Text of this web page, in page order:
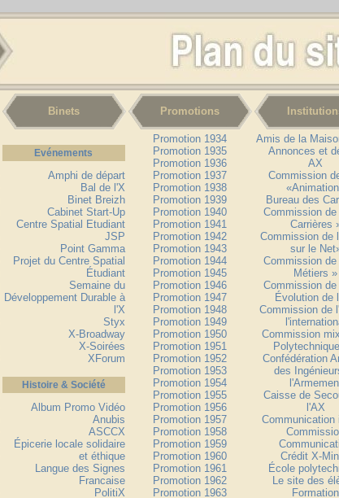
Binets
Evénements
Amphi de départ
Bal de l'X
Binet Breizh
Cabinet Start-Up
Centre Spatial Etudiant
JSP
Point Gamma
Projet du Centre Spatial
Étudiant
Semaine du
Développement Durable à
l'X
Styx
X-Broadway
X-Soirées
XForum
Histoire & Société
Album Promo Vidéo
Anubis
ASCCX
Épicerie locale solidaire
et éthique
Langue des Signes
Francaise
PolitiX
Promotions
Promotion 1934
Promotion 1935
Promotion 1936
Promotion 1937
Promotion 1938
Promotion 1939
Promotion 1940
Promotion 1941
Promotion 1942
Promotion 1943
Promotion 1944
Promotion 1945
Promotion 1946
Promotion 1947
Promotion 1948
Promotion 1949
Promotion 1950
Promotion 1951
Promotion 1952
Promotion 1953
Promotion 1954
Promotion 1955
Promotion 1956
Promotion 1957
Promotion 1958
Promotion 1959
Promotion 1960
Promotion 1961
Promotion 1962
Promotion 1963
Amis de la
Annonces et
AX
Commission
Bureau des
Commission
Carrières
Commission de
sur le
Commission
Métiers »
Commission
Évolution de
Commission de
Commission
Confédération
des
Caisse de
l'AX
Communication
Crédit X-
École
Le site des
Formation